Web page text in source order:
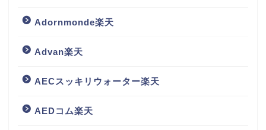
Adornmonde楽天
Advan楽天
AECスッキリウォーター楽天
AEDコム楽天